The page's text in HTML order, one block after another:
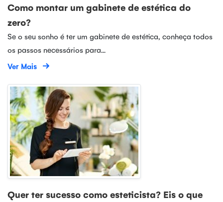
Como montar um gabinete de estética do
zero?
Se o seu sonho é ter um gabinete de estética, conheça todos
os passos necessários para...
Ver Mais
Quer ter sucesso como esteticista? Eis o que